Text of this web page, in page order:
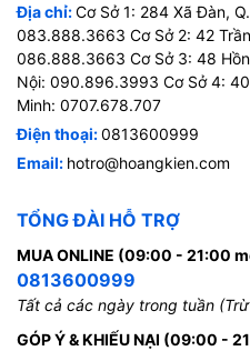
Địa chỉ:Cơ Sở 1: 284 Xã Đàn,
083.888.3663 Cơ Sở 2: 42
086.888.3663 Cơ Sở 3: 48
Nội: 090.896.3993 Cơ Sở 4:
Minh: 0707.678.707
Điện thoại:0813600999
Email: hotro@hoangkien.com
TỔNG ĐÀI HỖ TRỢ
MUA ONLINE (09:00 - 21:00
0813600999
Tất cả các ngày trong tuần
GÓP Ý & KHIẾU NẠI (09:00 -